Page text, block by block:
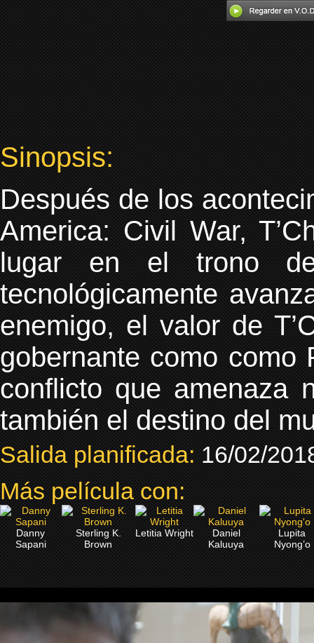
Sinopsis:
Después de los
America: Civil War,
lugar en el trono de
tecnológicamente
enemigo, el valor de
gobernante como como
conflicto que amenaza
también el destino del
Salida planificada:16/02/
Más película con:
Danny
Sapani
Sterling K.
Brown
Letitia Wright
Daniel
Kaluuya
Lupita
Nyong’o